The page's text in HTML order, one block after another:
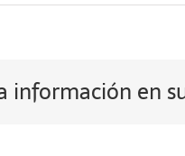
información en